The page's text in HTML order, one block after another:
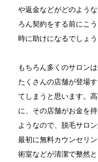
や返金などがどのよう
ろん契約をする前にこ
時に助けになるでしょう
もちろん多くのサロン
たくさんの店舗が登場
てしまうと思います。
に、その店舗がお金を
ようなので、脱毛サロ
最初に無料カウンセリ
術室などが清潔で整然